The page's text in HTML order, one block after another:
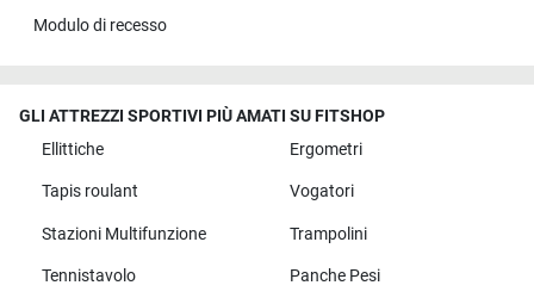
Modulo di recesso
GLI ATTREZZI SPORTIVI PIÙ AMATI SU FITSHOP
Ellittiche
Ergometri
Tapis roulant Vogatori
Stazioni Multifunzione Trampolini
Tennistavolo Panche Pesi